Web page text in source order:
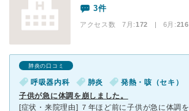
3件
アクセス数 7月:172 | 6月:216
肺炎の口コミ
呼吸器内科 肺炎 発熱・咳（セキ）
子供が急に体調を崩しました。